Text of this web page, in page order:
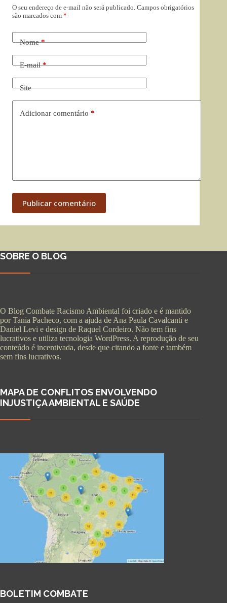
O seu endereço de e-mail não será publicado. Campos obrigatórios
são marcados com *
Nome*
E-mail*
Site
Adicionar comentário *
Publicar comentário
SOBRE O BLOG
O Blog Combate Racismo Ambiental foi criado e é mantido
por Tania Pacheco, com a ajuda de Ana Paula Cavalcanti e
Daniel Levi e design de Raquel Cordeiro. Não tem fins
lucrativos e utiliza tecnologia WordPress. A reprodução de seu
conteúdo é incentivada, desde que citando a fonte e também
sem fins lucrativos.
MAPA DE CONFLITOS ENVOLVENDO
INJUSTIÇA AMBIENTAL E SAÚDE
BOLETIM COMBATE